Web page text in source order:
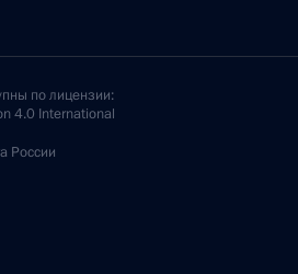
по лицензии:
4.0 International
России